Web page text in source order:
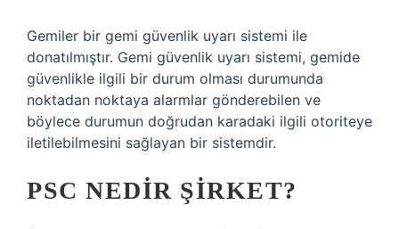
Gemiler bir gemi güvenlik uyarı sistemi ile
donatılmıştır. Gemi güvenlik uyarı sistemi, gemide
güvenlikle ilgili bir durum olması durumunda
noktadan noktaya alarmlar gönderebilen ve
böylece durumun doğrudan karadaki ilgili otoriteye
iletilebilmesini sağlayan bir sistemdir.
PSC NEDIR ŞIRKET?